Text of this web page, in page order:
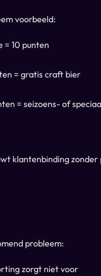
voorbeeld:
= 10 punten
= gratis craft bier
= seizoens- of
klantenbinding
probleem:
zorgt niet voor